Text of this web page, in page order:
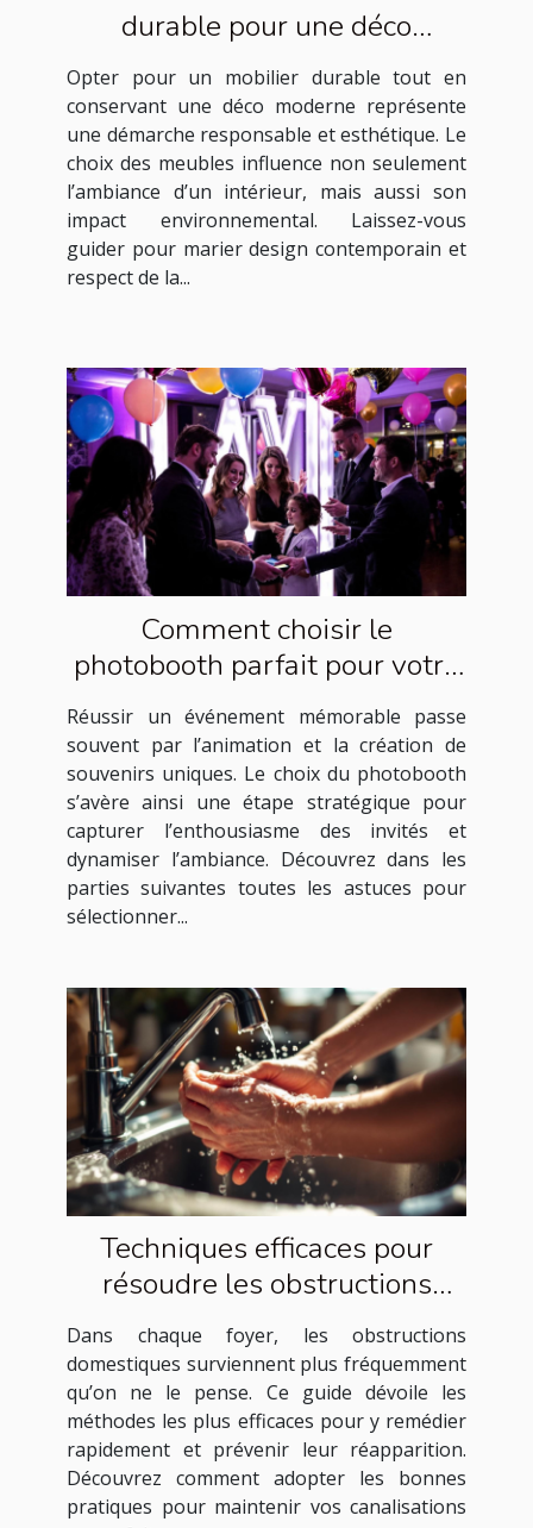
durable pour une déco
moderne ?
Opter pour un mobilier durable tout en
conservant une déco moderne représente
une démarche responsable et esthétique. Le
choix des meubles influence non seulement
l’ambiance d’un intérieur, mais aussi son
impact environnemental. Laissez-vous
guider pour marier design contemporain et
respect de la...
Comment choisir le
photobooth parfait pour votre
événement ?
Réussir un événement mémorable passe
souvent par l’animation et la création de
souvenirs uniques. Le choix du photobooth
s’avère ainsi une étape stratégique pour
capturer l’enthousiasme des invités et
dynamiser l’ambiance. Découvrez dans les
parties suivantes toutes les astuces pour
sélectionner...
Techniques efficaces pour
résoudre les obstructions
domestiques courantes
Dans chaque foyer, les obstructions
domestiques surviennent plus fréquemment
qu’on ne le pense. Ce guide dévoile les
méthodes les plus efficaces pour y remédier
rapidement et prévenir leur réapparition.
Découvrez comment adopter les bonnes
pratiques pour maintenir vos canalisations